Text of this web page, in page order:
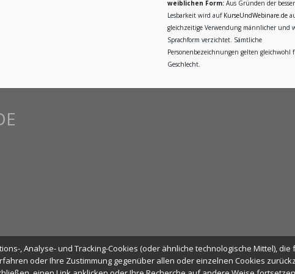
weiblichen Form: Aus Gründen der
Lesbarkeit wird auf KurseUndWebinare.de
gleichzeitige Verwendung männlicher und
Sprachform verzichtet. Sämtliche
Personenbezeichnungen gelten gleichwohl
Geschlecht.
, Analyse- und Tracking-Cookies (oder ähnliche technologische Mittel),
oder Ihre Zustimmung gegenüber allen oder einzelnen Cookies